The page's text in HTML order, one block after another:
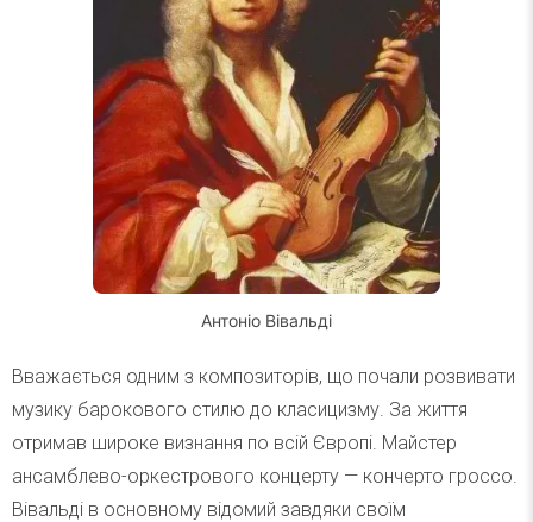
Антоніо Вівальді
Вважається одним з композиторів, що почали розвивати
музику барокового стилю до класицизму. За життя
отримав широке визнання по всій Європі. Майстер
ансамблево-оркестрового концерту — кончерто гроссо.
Вівальді в основному відомий завдяки своїм